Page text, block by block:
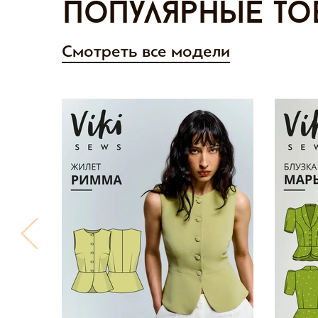
Популярные
Смотреть все модели